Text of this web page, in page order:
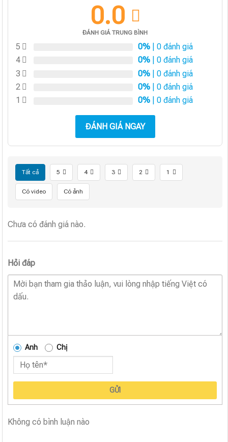
0.0
ĐÁNH GIÁ TRUNG BÌNH
5 0% | 0 đánh giá
4
0% | 0 đánh giá
3
0% | 0 đánh giá
2
0% | 0 đánh giá
1
0% | 0 đánh giá
ĐÁNH GIÁ NGAY
Tất cả 5 4 3 2 1
Có video Có ảnh
Chưa có đánh giá nào.
Hỏi đáp
Anh Chị
GỬI
Không có bình luận nào